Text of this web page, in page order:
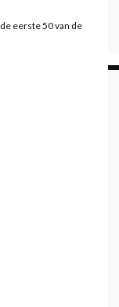
eerste 50 van de